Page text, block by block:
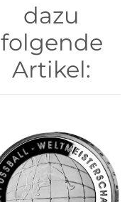
dazu
folgende
Artikel: